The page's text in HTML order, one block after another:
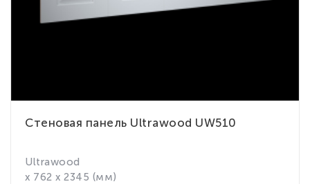
Стеновая панель Ultrawood UW510
Ultrawood
x 762 x 2345 (мм)